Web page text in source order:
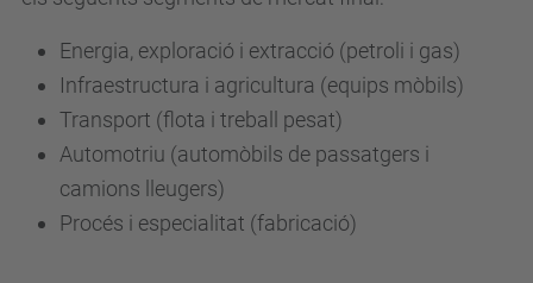
Energia, exploració i extracció (petroli i gas)
Infraestructura i agricultura (equips mòbils)
Transport (flota i treball pesat)
Automotriu (automòbils de passatgers i
camions lleugers)
Procés i especialitat (fabricació)